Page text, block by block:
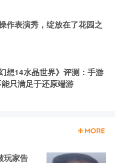
作表演秀，绽放在了花园之
想14水晶世界》评测：手游
只满足于还原端游
玩家告